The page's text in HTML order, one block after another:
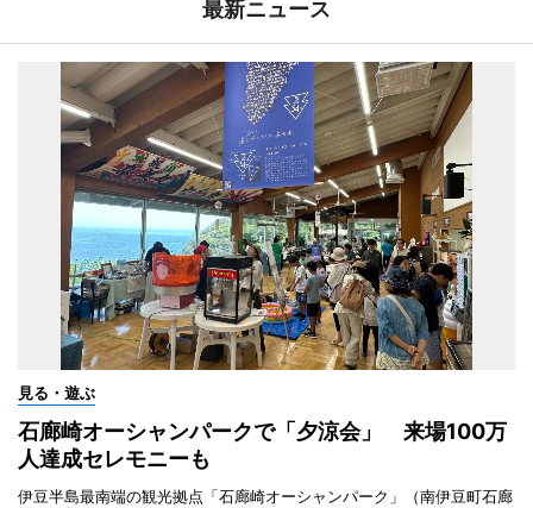
最新ニュース
見る・遊ぶ
石廊崎オーシャンパークで「夕涼会」 来場100万
人達成セレモニーも
伊豆半島最南端の観光拠点「石廊崎オーシャンパーク」（南伊豆町石廊